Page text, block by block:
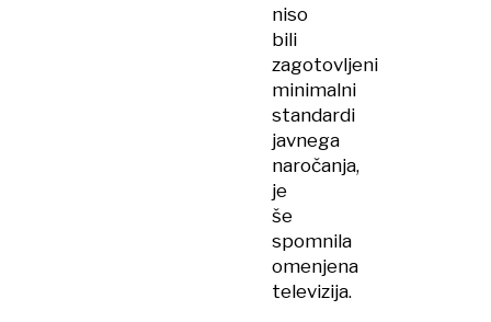
niso
bili
zagotovljeni
minimalni
standardi
javnega
naročanja,
je
še
spomnila
omenjena
televizija.